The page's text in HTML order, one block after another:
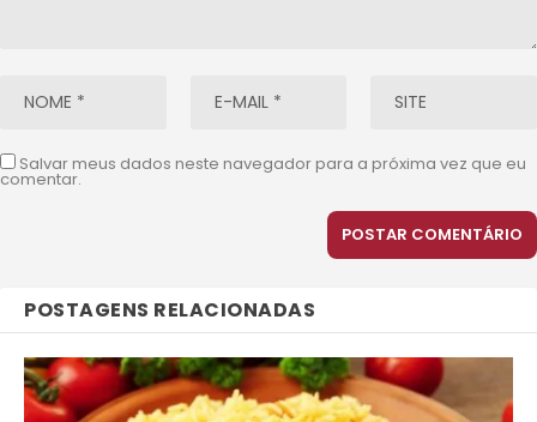
Salvar meus dados neste navegador para a próxima vez que eu
comentar.
POSTAGENS RELACIONADAS